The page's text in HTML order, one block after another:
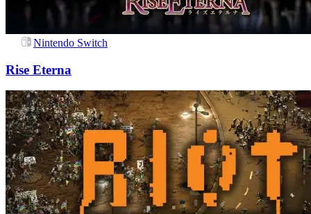
Nintendo Switch
Rise Eterna